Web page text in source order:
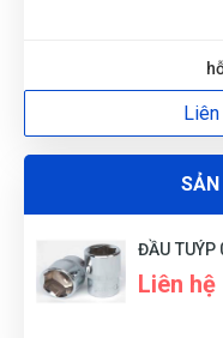
muốn mua hàng chuẩn
lẹo còn ở đây mua lần
ĐẦU
Liên hệ